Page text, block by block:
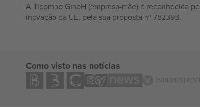
A Ticombo GmbH (empresa-mãe) é reconhecida
inovação da UE, pela sua proposta nº 782393.
Como visto nas notícias